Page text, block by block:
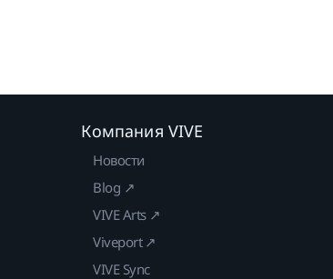
Компания VIVE
Новости
Blog ↗
VIVE Arts ↗
Viveport ↗
VIVE Sync